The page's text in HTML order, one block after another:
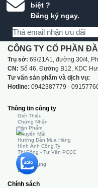
biệt ?
Đăng ký ngay.
CÔNG TY CỔ PHẦN
Trụ sở: 69/21A1, đường 30/4,
CN: Số 46, Đường B12, KDC
Tư vấn sản phẩm và dịch vụ:
Hotline: 0942387779 -
Thông tin công ty
Giới Thiệu
Chứng Nhận
Sản Phẩm
Khuyến Mãi
Hướng Dẫn Mua Hàng
Hình Ảnh Công Ty
Thi Công - Tư Vấn PCCC
Tin Tức
Tuyển Dụng
Liên Hệ
Chính sách